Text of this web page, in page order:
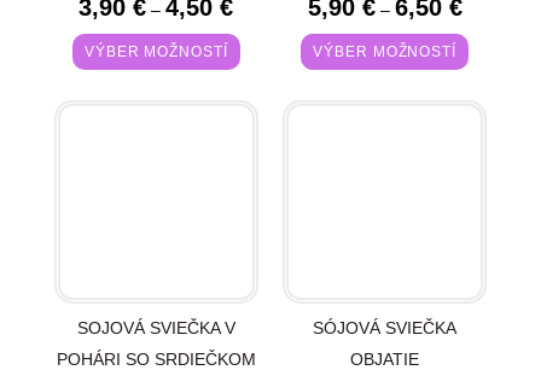
3,90€ – 4,50€
VÝBER MOŽNOSTÍ
5,90 € – 6,50 €
VÝBER MOŽNOSTÍ
SOJOVÁ SVIEČKA V
POHÁRI SO SRDIEČKOM
SÓJOVÁ SVIEČKA
OBJATIE